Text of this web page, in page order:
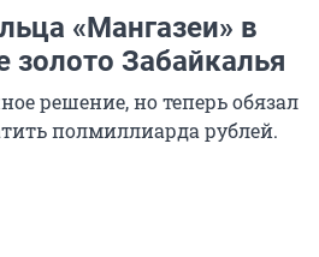
«Мангазеи» в
золото Забайкалья
решение, но теперь обязал
полмиллиарда рублей.